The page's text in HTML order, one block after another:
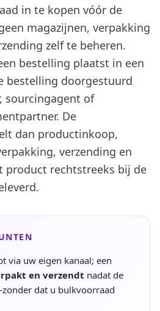
in te kopen vóór de
magazijnen, verpakking
zelf te beheren.
bestelling plaatst in een
bestelling doorgestuurd
sourcingagent of
De
dan productinkoop,
verzending en
product rechtstreeks bij de
via uw eigen kanaal; een
en verzendt nadat de
dat u bulkvoorraad